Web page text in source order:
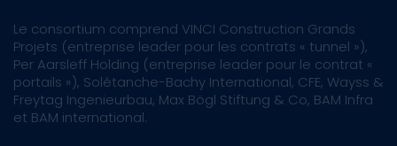
Le consortium comprend VINCI Construction Grands
Projets (entreprise leader pour les contrats « tunnel »),
Per Aarsleff Holding (entreprise leader pour le contrat «
portails »), Solétanche-Bachy International, CFE, Wayss &
Freytag Ingenieurbau, Max Bögl Stiftung & Co, BAM Infra
et BAM international.